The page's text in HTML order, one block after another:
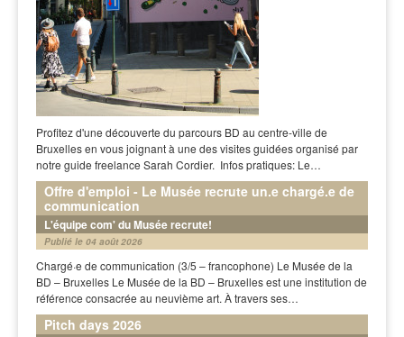
Profitez d'une découverte du parcours BD au centre-ville de
Bruxelles en vous joignant à une des visites guidées organisé par
notre guide freelance Sarah Cordier. Infos pratiques: Le…
Offre d'emploi - Le Musée recrute un.e chargé.e de
communication
L'équipe com' du Musée recrute!
Publié le 04 août 2026
Chargé·e de communication (3/5 – francophone) Le Musée de la
BD – Bruxelles Le Musée de la BD – Bruxelles est une institution de
référence consacrée au neuvième art. À travers ses…
Pitch days 2026